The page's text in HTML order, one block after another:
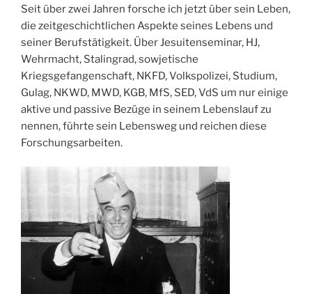
Seit über zwei Jahren forsche ich jetzt über sein Leben,
die zeitgeschichtlichen Aspekte seines Lebens und
seiner Berufstätigkeit. Über Jesuitenseminar, HJ,
Wehrmacht, Stalingrad, sowjetische
Kriegsgefangenschaft, NKFD, Volkspolizei, Studium,
Gulag, NKWD, MWD, KGB, MfS, SED, VdS um nur einige
aktive und passive Bezüge in seinem Lebenslauf zu
nennen, führte sein Lebensweg und reichen diese
Forschungsarbeiten.